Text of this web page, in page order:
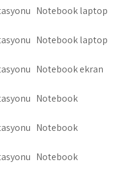
Notebook laptop
Notebook laptop
Notebook ekran
Notebook
Notebook
Notebook